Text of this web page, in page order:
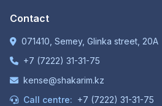
Contact
071410, Semey, Glinka street, 20A
+7 (7222) 31-31-75
kense@shakarim.kz
Call centre: +7 (7222) 31-31-75